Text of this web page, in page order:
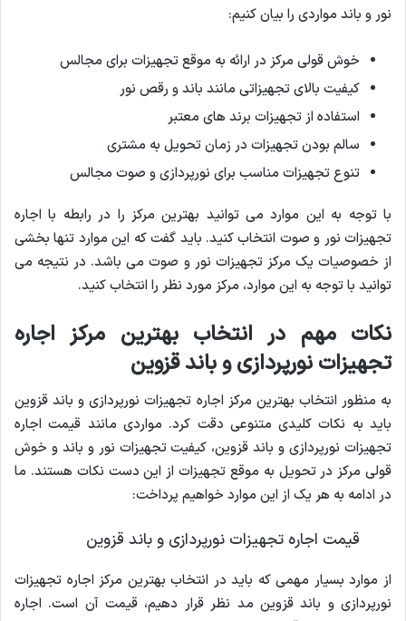
نور و باند مواردی را بیان کنیم:
خوش قولی مرکز در ارائه به موقع تجهیزات برای مجالس
کیفیت بالای تجهیزاتی مانند باند و رقص نور
استفاده از تجهیزات برند های معتبر
سالم بودن تجهیزات در زمان تحویل به مشتری
تنوع تجهیزات مناسب برای نورپردازی و صوت مجالس
با توجه به این موارد می توانید بهترین مرکز را در رابطه با اجاره
تجهیزات نور و صوت انتخاب کنید. باید گفت که این موارد تنها بخشی
از خصوصیات یک مرکز تجهیزات نور و صوت می باشد. در نتیجه می
توانید با توجه به این موارد، مرکز مورد نظر را انتخاب کنید.
نکات مهم در انتخاب بهترین مرکز اجاره
تجهیزات نورپردازی و باند قزوین
به منظور انتخاب بهترین مرکز اجاره تجهیزات نورپردازی و باند قزوین
باید به نکات کلیدی متنوعی دقت کرد. مواردی مانند قیمت اجاره
تجهیزات نورپردازی و باند قزوین، کیفیت تجهیزات نور و باند و خوش
قولی مرکز در تحویل به موقع تجهیزات از این دست نکات هستند. ما
در ادامه به هر یک از این موارد خواهیم پرداخت:
قیمت اجاره تجهیزات نورپردازی و باند قزوین
از موارد بسیار مهمی که باید در انتخاب بهترین مرکز اجاره تجهیزات
نورپردازی و باند قزوین مد نظر قرار دهیم، قیمت آن است. اجاره